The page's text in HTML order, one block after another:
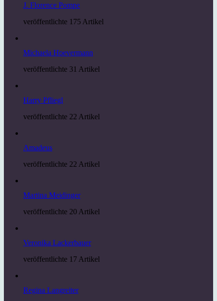
J. Florence Pompe
veröffentlichte 175 Artikel
Michaela Hoevermann
veröffentlichte 31 Artikel
Harry Pfliegl
veröffentlichte 22 Artikel
Amadeus
veröffentlichte 22 Artikel
Martina Meidinger
veröffentlichte 20 Artikel
Veronika Lackerbauer
veröffentlichte 17 Artikel
Regina Langreiter